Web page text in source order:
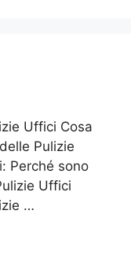
Uffici Cosa
Pulizie
Perché sono
Uffici
…